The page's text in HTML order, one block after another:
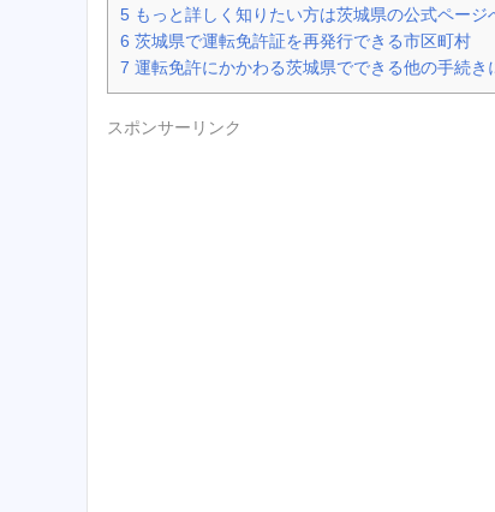
5 もっと詳しく知りたい方は茨城県の公式ページ
6 茨城県で運転免許証を再発行できる市区町村
7 運転免許にかかわる茨城県でできる他の手続き
スポンサーリンク